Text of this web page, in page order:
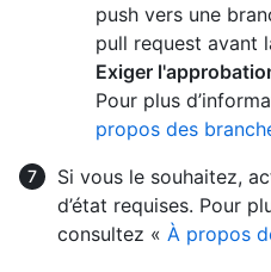
push vers une
pull request avant
Exiger
Pour plus
propos des
Si vous le souhaitez,
d’état requises. Pour
consultez « À propos